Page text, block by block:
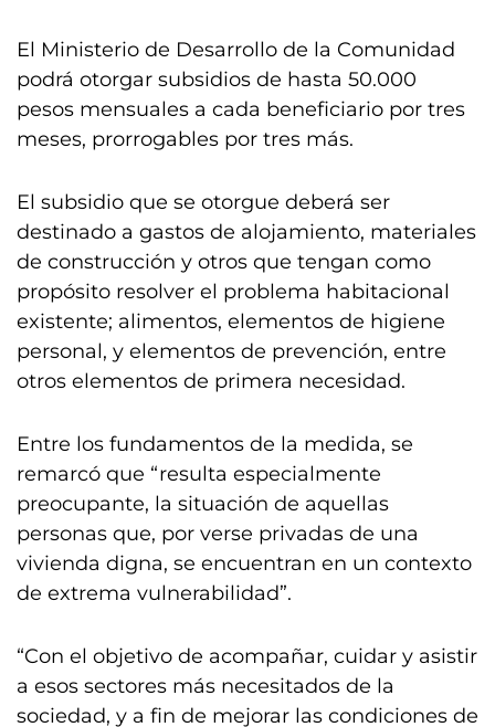
El Ministerio de Desarrollo de la Comunidad
podrá otorgar subsidios de hasta 50.000
pesos mensuales a cada beneficiario por tres
meses, prorrogables por tres más.
El subsidio que se otorgue deberá ser
destinado a gastos de alojamiento, materiales
de construcción y otros que tengan como
propósito resolver el problema habitacional
existente; alimentos, elementos de higiene
personal, y elementos de prevención, entre
otros elementos de primera necesidad.
Entre los fundamentos de la medida, se
remarcó que “resulta especialmente
preocupante, la situación de aquellas
personas que, por verse privadas de una
vivienda digna, se encuentran en un contexto
de extrema vulnerabilidad”.
“Con el objetivo de acompañar, cuidar y asistir
a esos sectores más necesitados de la
sociedad, y a fin de mejorar las condiciones de